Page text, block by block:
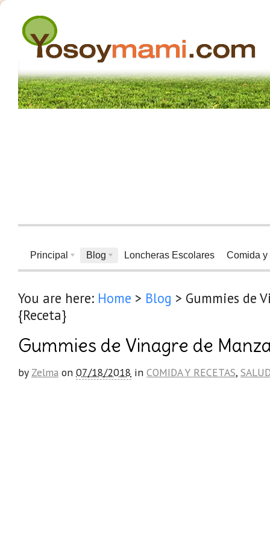
Principal Blog Loncheras Escolares Comida y
You are here: Home > Blog > Gummies de
{Receta}
Gummies de Vinagre de
by Zelma on 07/18/2018 in COMIDA Y RECETAS,